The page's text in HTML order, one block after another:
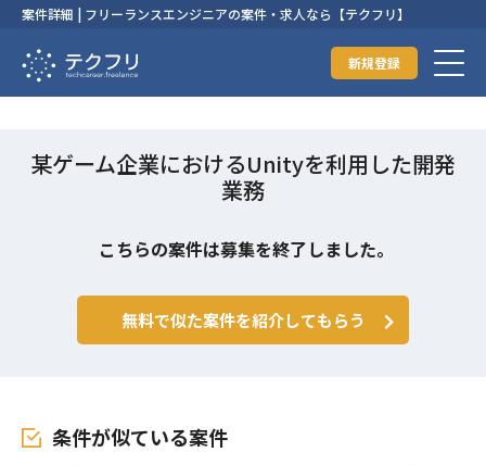
案件詳細 | フリーランスエンジニアの案件・求人なら【テクフリ】
新規登録
某ゲーム企業におけるUnityを利用した開発
業務
こちらの案件は募集を終了しました。
無料で似た案件を紹介してもらう
条件が似ている案件